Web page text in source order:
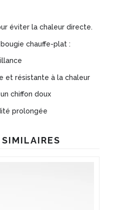
éviter la chaleur directe.
chauffe-plat :
et résistante à la chaleur
chiffon doux
prolongée